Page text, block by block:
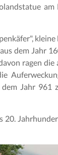
dem Jahr
ragen die
Jahr 961